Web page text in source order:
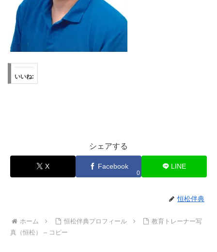
いいね:
シェアする
X Facebook
0
LINE
恒松伴典
ホーム 恒松伴典プロフィール
教育トレーナー写
真（恒松） – コピー